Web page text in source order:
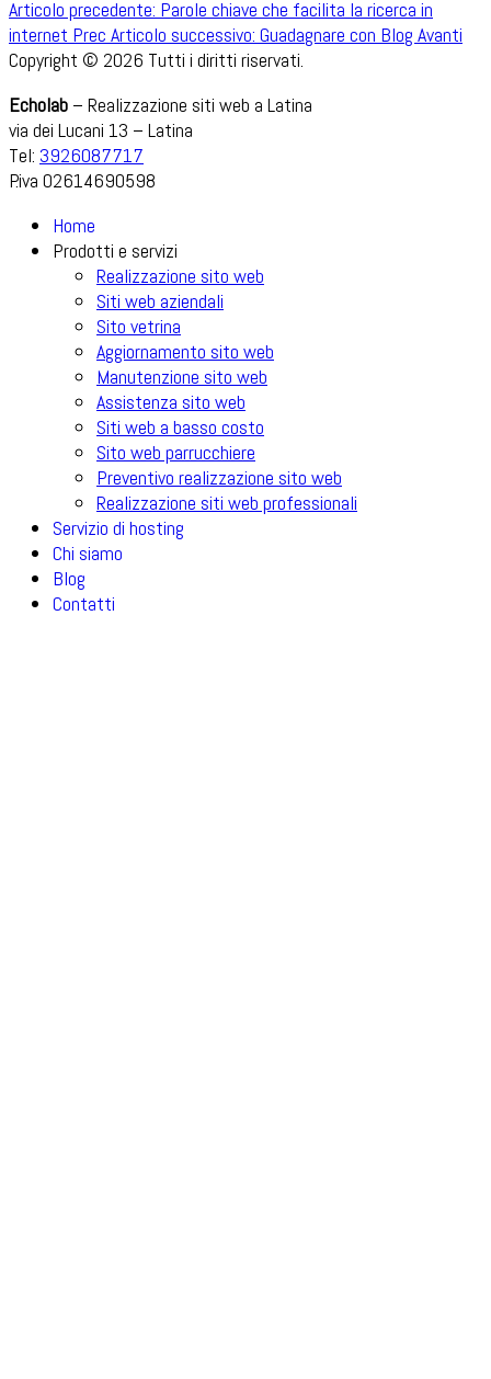
Articolo precedente: Parole chiave che facilita la ricerca in
internet Prec Articolo successivo: Guadagnare con Blog Avanti
Copyright © 2026 Tutti i diritti riservati.
Echolab – Realizzazione siti web a Latina
via dei Lucani 13 – Latina
Tel: 3926087717
P.iva 02614690598
Home
Prodotti e servizi
Realizzazione sito web
Siti web aziendali
Sito vetrina
Aggiornamento sito web
Manutenzione sito web
Assistenza sito web
Siti web a basso costo
Sito web parrucchiere
Preventivo realizzazione sito web
Realizzazione siti web professionali
Servizio di hosting
Chi siamo
Blog
Contatti